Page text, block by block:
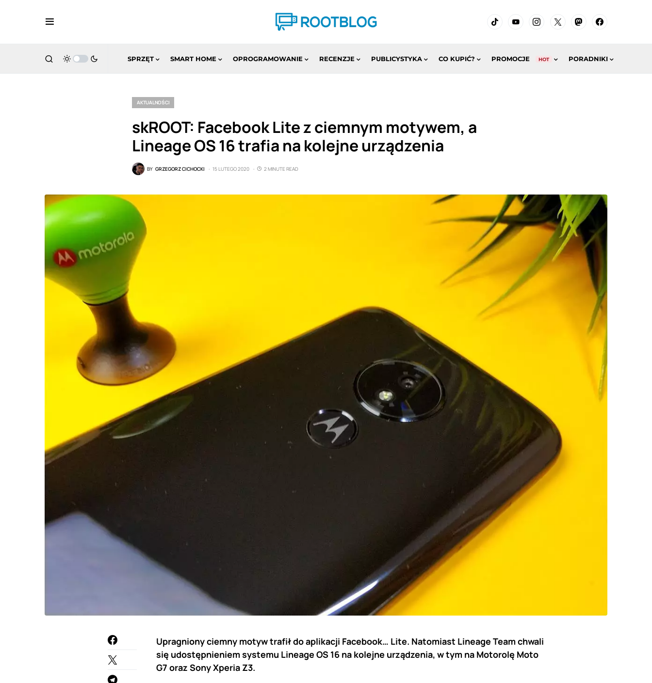
SPRZĘT SMART HOME OPROGRAMOWANIE RECENZJE PUBLICYSTYKA CO KUPIĆ? PROMOCJE HOT PORADNIKI
AKTUALNOŚCI
skROOT: Facebook Lite z ciemnym motywem, a
Lineage OS 16 trafia na kolejne urządzenia
BY GRZEGORZ CICHOCKI 15 LUTEGO 2020 2 MINUTE READ
Upragniony ciemny motyw trafił do aplikacji Facebook… Lite. Natomiast Lineage Team chwali
się udostępnieniem systemu Lineage OS 16 na kolejne urządzenia, w tym na Motorolę Moto
G7 oraz Sony Xperia Z3.